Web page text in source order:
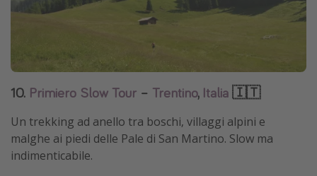
10. Primiero Slow Tour – Trentino, Italia 🇮🇹
Un trekking ad anello tra boschi, villaggi alpini e
malghe ai piedi delle Pale di San Martino. Slow ma
indimenticabile.